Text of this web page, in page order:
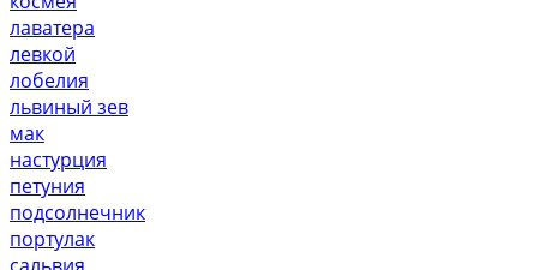
лаватера
левкой
лобелия
львиный зев
мак
настурция
петуния
подсолнечник
портулак